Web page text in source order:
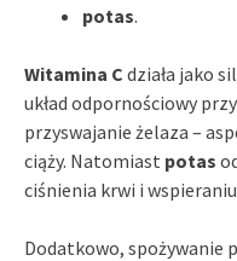
potas.
Witamina C działa jako
układ odpornościowy
przyswajanie żelaza –
ciąży. Natomiast potas
ciśnienia krwi i
Dodatkowo, spożywanie